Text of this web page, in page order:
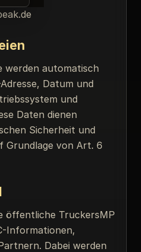
werden automatisch
Datum und
und
Daten dienen
Sicherheit und
Grundlage von Art. 6
öffentliche TruckersMP
Informationen,
Dabei werden